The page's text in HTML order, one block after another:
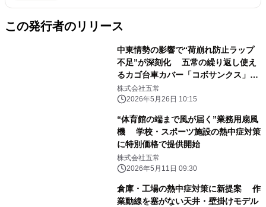
この発行者のリリース
中東情勢の影響で“荷崩れ防止ラップ
不足”が深刻化 五常の繰り返し使え
るカゴ台車カバー「コボサンクス」の
問い合わせが前月比2倍に増加！
株式会社五常
2026年5月26日 10:15
“体育館の端まで風が届く”業務用扇風
機 学校・スポーツ施設の熱中症対策
に特別価格で提供開始
株式会社五常
2026年5月11日 09:30
倉庫・工場の熱中症対策に新提案 作
業動線を塞がない天井・壁掛けモデル